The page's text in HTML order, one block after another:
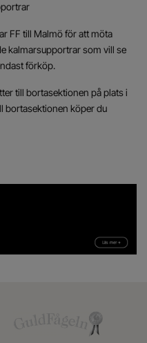
FF till Malmö för att möta
kalmarsupportrar som vill se
förköp.
till bortasektionen på plats i
bortasektionen köper du